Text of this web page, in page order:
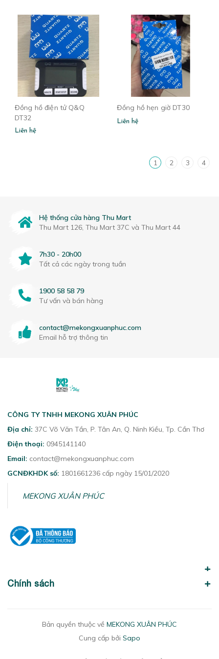
Đồng hồ điện tử Q&Q
DT32
Liên hệ
Đồng hồ hẹn giờ DT30
Liên hệ
1 2 3 4
Hệ thống cửa hàng Thu Mart
Thu Mart 126, Thu Mart 37C và Thu Mart 44
7h30 - 20h00
Tất cả các ngày trong tuần
1900 58 58 79
Tư vấn và bán hàng
contact@mekongxuanphuc.com
Email hỗ trợ thông tin
CÔNG TY TNHH MEKONG XUÂN PHÚC
Địa chỉ: 37C Võ Văn Tần, P. Tân An, Q. Ninh Kiều, Tp. Cần Thơ
Điện thoại: 0945141140
Email: contact@mekongxuanphuc.com
GCNĐKHDK số: 1801661236 cấp ngày 15/01/2020
MEKONG XUÂN PHÚC
Chính sách
Bản quyền thuộc về MEKONG XUÂN PHÚC
Cung cấp bởi Sapo